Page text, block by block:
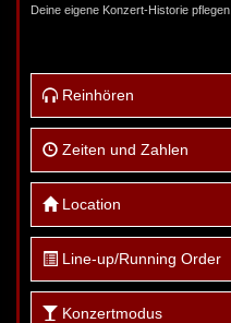
Deine eigene Konzert-Historie pflegen.
Reinhören
Zeiten und Zahlen
Location
Line-up/Running Order
Konzertmodus